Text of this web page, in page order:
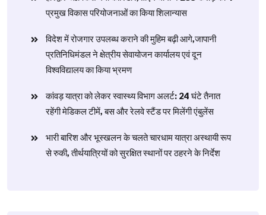
प्रमुख विकास परियोजनाओं का किया शिलान्यास
विदेश में रोजगार उपलब्ध कराने की मुहिम बढ़ी आगे,जापानी
प्रतिनिधिमंडल ने क्षेत्रीय सेवायोजन कार्यालय एवं दून
विश्वविद्यालय का किया भ्रमण
​कांवड़ यात्रा को लेकर स्वास्थ्य विभाग अलर्ट: 24 घंटे तैनात
रहेंगी मेडिकल टीमें, बस और रेलवे स्टैंड पर मिलेंगी एंबुलेंस
​भारी बारिश और भूस्खलन के चलते चारधाम यात्रा अस्थायी रूप
से रुकी, तीर्थयात्रियों को सुरक्षित स्थानों पर ठहरने के निर्देश